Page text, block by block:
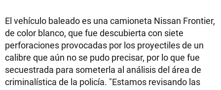
El vehículo baleado es una camioneta Nissan Frontier,
de color blanco, que fue descubierta con siete
perforaciones provocadas por los proyectiles de un
calibre que aún no se pudo precisar, por lo que fue
secuestrada para someterla al análisis del área de
criminalística de la policía. "Estamos revisando las